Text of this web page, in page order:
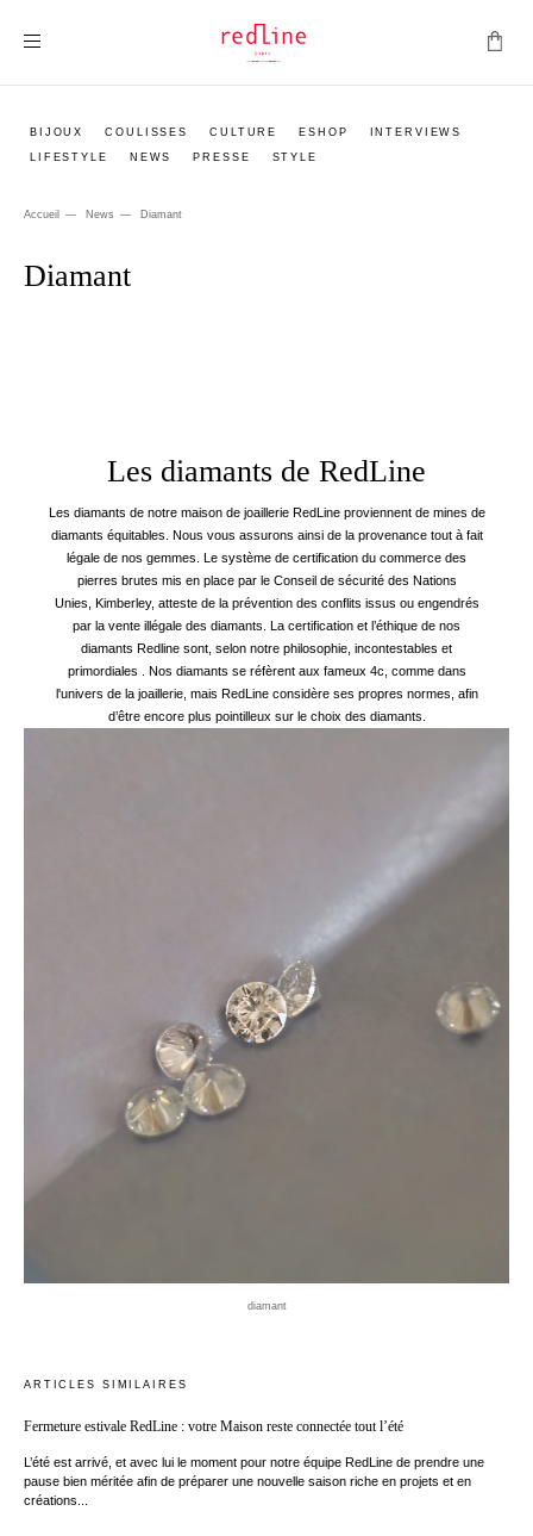
BIJOUX COULISSES CULTURE ESHOP INTERVIEWS
LIFESTYLE NEWS PRESSE STYLE
Accueil News Diamant
Diamant
Les diamants de RedLine
Les diamants de notre maison de joaillerie RedLine proviennent de mines de
diamants équitables. Nous vous assurons ainsi de la provenance tout à fait
légale de nos gemmes. L e système de certification du commerce des
pierres brutes mis en place par le Conseil de sécurité des Nations
Unies, Kimberley, atteste de la prévention des conflits issus ou engendrés
par la vente illégale des diamants. La certification et l’éthique de nos
diamants Redline sont, selon notre philosophie, incontestables et
primordiales . Nos diamants se réfèrent aux fameux 4c, comme dans
l'univers de la joaillerie, mais RedLine considère ses propres normes, afin
d’être encore plus pointilleux sur le choix des diamants.
diamant
ARTICLES SIMILAIRES
Fermeture estivale RedLine : votre Maison reste connectée tout l’été
L’été est arrivé, et avec lui le moment pour notre équipe RedLine de prendre une
pause bien méritée afin de préparer une nouvelle saison riche en projets et en
créations...